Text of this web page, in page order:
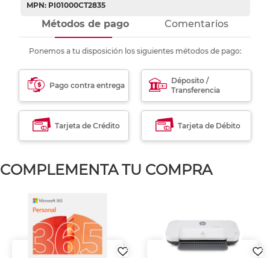
MPN: PI01000CT2835
Métodos de pago Comentarios
Ponemos a tu disposición los siguientes métodos de pago:
Pago contra entrega
Déposito /
Transferencia
Tarjeta de Crédito Tarjeta de Débito
COMPLEMENTA TU COMPRA